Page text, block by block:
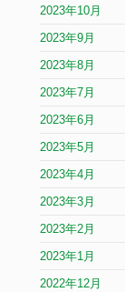
2023年10月
2023年9月
2023年8月
2023年7月
2023年6月
2023年5月
2023年4月
2023年3月
2023年2月
2023年1月
2022年12月